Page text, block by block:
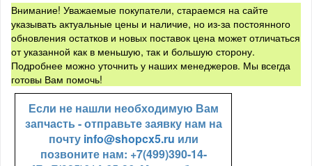
Внимание! Уважаемые покупатели, стараемся на сайте
указывать актуальные цены и наличие, но из-за постоянного
обновления остатков и новых поставок цена может отличаться
от указанной как в меньшую, так и большую сторону.
Подробнее можно уточнить у наших менеджеров. Мы всегда
готовы Вам помочь!
Если не нашли необходимую Вам
запчасть - отправьте заявку нам на
почту info@shopcx5.ru или
позвоните нам: +7(499)390-14-